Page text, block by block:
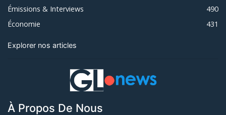
Émissions & Interviews
490
Économie
431
Explorer nos articles
À Propos De Nous